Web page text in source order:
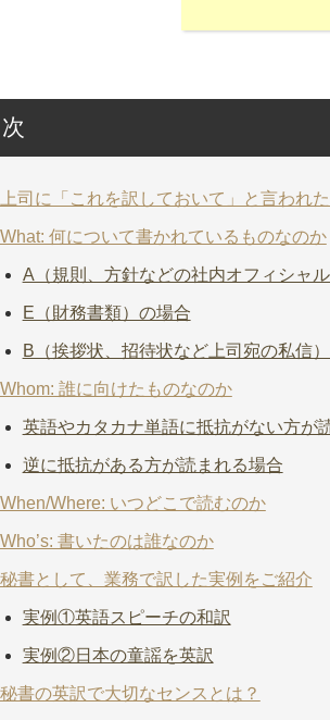
上司に「これを訳しておいて」と言われた
What: 何について書かれているものなのか
A（規則、方針などの社内オフィシャ
E（財務書類）の場合
B（挨拶状、招待状など上司宛の私信
Whom: 誰に向けたものなのか
英語やカタカナ単語に抵抗がない方が
逆に抵抗がある方が読まれる場合
When/Where: いつどこで読むのか
Who’s: 書いたのは誰なのか
秘書として、業務で訳した実例をご紹介
実例①英語スピーチの和訳
実例②日本の童謡を英訳
秘書の英訳で大切なセンスとは？